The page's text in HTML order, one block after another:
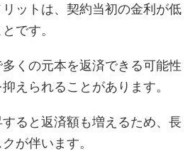
ットは、契約当初の金利が低
です。
くの元本を返済できる可能性
えられることがあります。
ると返済額も増えるため、長
が伴います。